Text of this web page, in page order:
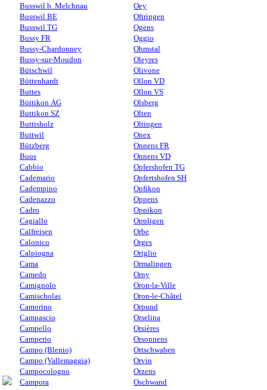
Busswil b. Melchnau
Busswil BE
Busswil TG
Bussy FR
Bussy-Chardonney
Bussy-sur-Moudon
Bütschwil
Büttenhardt
Buttes
Büttikon AG
Buttikon SZ
Buttisholz
Buttwil
Bützberg
Buus
Cabbio
Cademario
Cadempino
Cadenazzo
Cadro
Cagiallo
Calfreisen
Calonico
Calpiogna
Cama
Camedo
Camignolo
Camischolas
Camorino
Campascio
Campello
Camperio
Campo (Blenio)
Campo (Vallemaggia)
Campocologno
Campora
Oey
Oftringen
Ogens
Oggio
Ohmstal
Oleyres
Olivone
Ollon VD
Ollon VS
Olsberg
Olten
Oltingen
Onex
Onnens FR
Onnens VD
Opfershofen TG
Opfertshofen SH
Opfikon
Oppens
Oppikon
Oppligen
Orbe
Orges
Origlio
Ormalingen
Orny
Oron-la-Ville
Oron-le-Châtel
Orpund
Orselina
Orsières
Orsonnens
Ortschwaben
Orvin
Orzens
Oschwand